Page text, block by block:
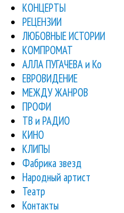
КОНЦЕРТЫ
РЕЦЕНЗИИ
ЛЮБОВНЫЕ ИСТОРИИ
КОМПРОМАТ
АЛЛА ПУГАЧЕВА и Ко
ЕВРОВИДЕНИЕ
МЕЖДУ ЖАНРОВ
ПРОФИ
ТВ и РАДИО
КИНО
КЛИПЫ
Фабрика звезд
Народный артист
Театр
Контакты